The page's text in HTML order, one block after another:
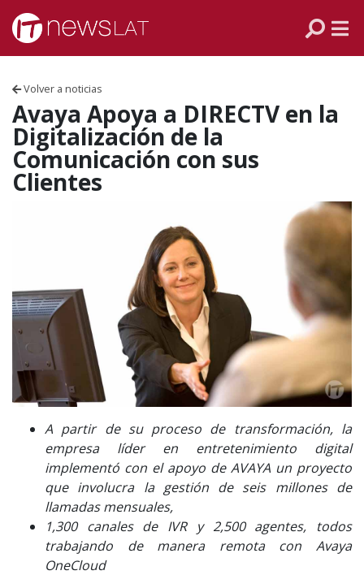
Skip to content
Volver a noticias
Avaya Apoya a DIRECTV en la
Digitalización de la
Comunicación con sus
Clientes
A partir de su proceso de transformación, la
empresa líder en entretenimiento digital
implementó con el apoyo de AVAYA un proyecto
que involucra la gestión de seis millones de
llamadas mensuales,
1,300 canales de IVR y 2,500 agentes, todos
trabajando de manera remota con Avaya
OneCloud
VENEZUELA
ECUADOR
CHILE
ARGENTINA
MÉXICO